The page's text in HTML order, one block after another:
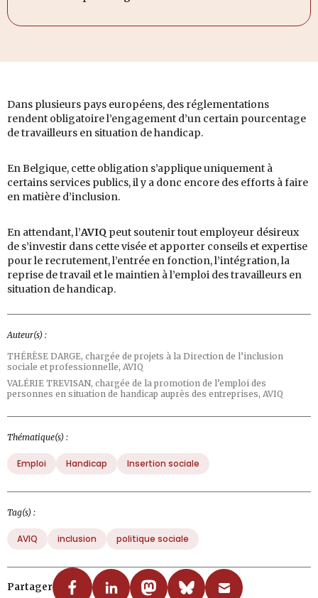
Dans plusieurs pays européens, des réglementations
rendent obligatoire l’engagement d’un certain pourcentage
de travailleurs en situation de handicap.
En Belgique, cette obligation s’applique uniquement à
certains services publics, il y a donc encore des efforts à faire
en matière d’inclusion.
En attendant, l’AVIQ peut soutenir tout employeur désireux
de s’investir dans cette visée et apporter conseils et expertise
pour le recrutement, l’entrée en fonction, l’intégration, la
reprise de travail et le maintien à l’emploi des travailleurs en
situation de handicap.
Auteur(s) :
THÉRÈSE DARGE, chargée de projets à la Direction de l’inclusion
sociale et professionnelle, AVIQ
VALÉRIE TREVISAN, chargée de la promotion de l’emploi des
personnes en situation de handicap auprès des entreprises, AVIQ
Thématique(s) :
Emploi Handicap Insertion sociale
Tag(s) :
AVIQ inclusion politique sociale
Partager